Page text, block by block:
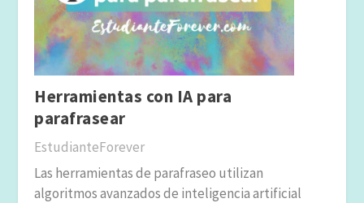
Herramientas con IA para
parafrasear
EstudianteForever
Las herramientas de parafraseo utilizan
algoritmos avanzados de inteligencia artificial